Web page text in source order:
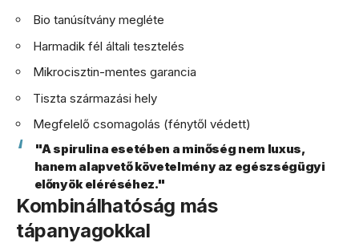
Bio tanúsítvány megléte
Harmadik fél általi tesztelés
Mikrocisztin-mentes garancia
Tiszta származási hely
Megfelelő csomagolás (fénytől védett)
"A spirulina esetében a minőség nem luxus,
hanem alapvető követelmény az egészségügyi
előnyök eléréséhez."
Kombinálhatóság más
tápanyagokkal